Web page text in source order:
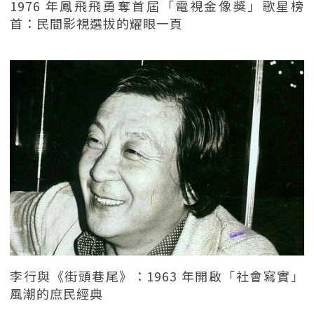
1976 年鳳飛飛勇奪首屆「電視金像獎」歌星榜
首：民間影視選拔的耀眼一頁
李行與《街頭巷尾》：1963 年開啟「社會寫實」
風潮的庶民經典